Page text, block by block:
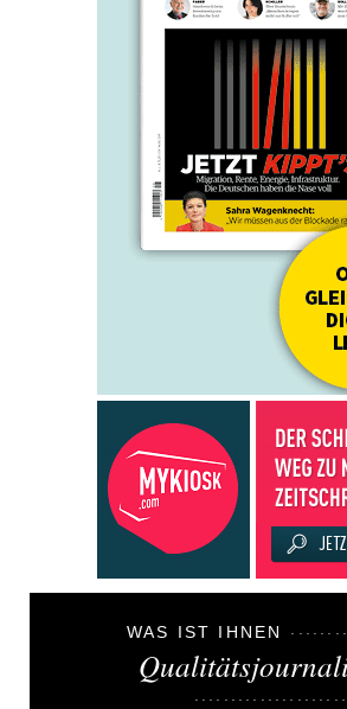
WAS IST IHNEN